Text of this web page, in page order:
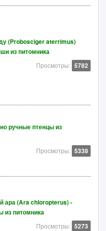
(Probosciger aterrimus)
из питомника
Просмотры: 5782
ручные птенцы из
Просмотры: 5338
ара (Ara chloropterus) -
из питомника
Просмотры: 5273